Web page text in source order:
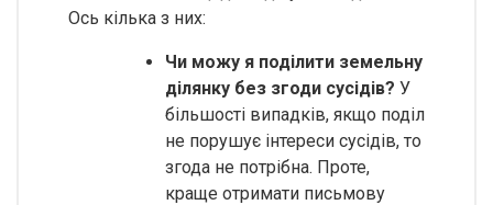
Ось кілька з них:
Чи можу я поділити земельну
ділянку без згоди сусідів? У
більшості випадків, якщо поділ
не порушує інтереси сусідів, то
згода не потрібна. Проте,
краще отримати письмову